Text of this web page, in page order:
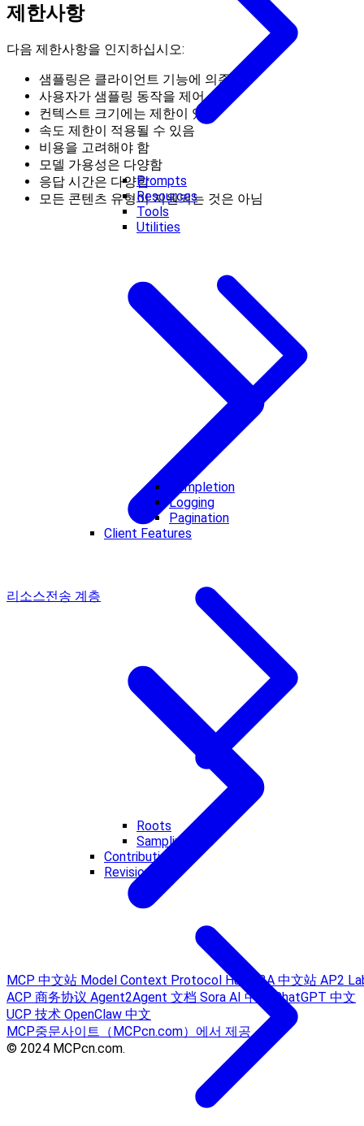
Prompts
Resources
Tools
Utilities
Completion
Logging
Pagination
Client Features
Roots
Sampling
Contributions
Revisions
제한사항
다음 제한사항을 인지하십시오:
샘플링은 클라이언트 기능에 의존
사용자가 샘플링 동작을 제어
컨텍스트 크기에는 제한이 있음
속도 제한이 적용될 수 있음
비용을 고려해야 함
모델 가용성은 다양함
응답 시간은 다양함
모든 콘텐츠 유형이 지원되는 것은 아님
리소스전송 계층
MCP 中文站 Model Context Protocol Hub A2A 中文站 AP2
ACP 商务协议 Agent2Agent 文档 Sora AI 中文
ChatGPT 中文
UCP 技术 OpenClaw 中文
MCP중문사이트（MCPcn.com）에서 제공
© 2024 MCPcn.com.